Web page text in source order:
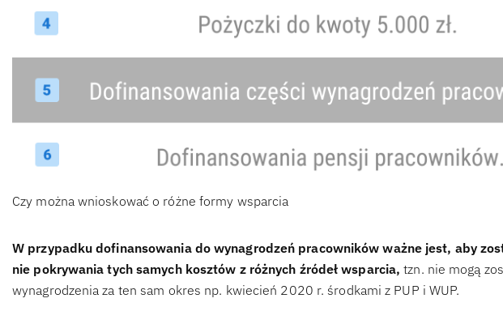
Czy można wnioskować o różne formy wsparcia
W przypadku dofinansowania do wynagrodzeń pracowników ważne jest, aby
nie pokrywania tych samych kosztów z różnych źródeł wsparcia, tzn. nie mogą
wynagrodzenia za ten sam okres np. kwiecień 2020 r. środkami z PUP i WUP.